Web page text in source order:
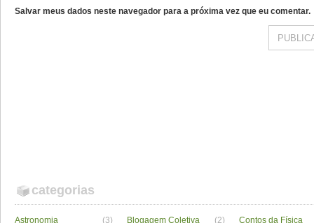
Salvar meus dados neste navegador para a próxima vez que eu comentar.
categorias
Astronomia (3) Blogagem Coletiva (2)
Contos da Física